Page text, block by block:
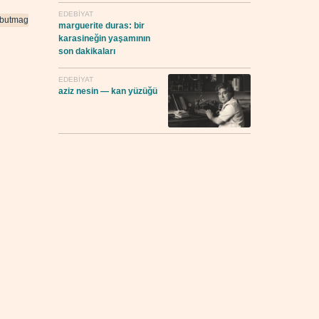
EDEBIYAT
marguerite duras: bir
karasineğin yaşamının
son dakikaları
EDEBIYAT
aziz nesin — kan yüzüğü